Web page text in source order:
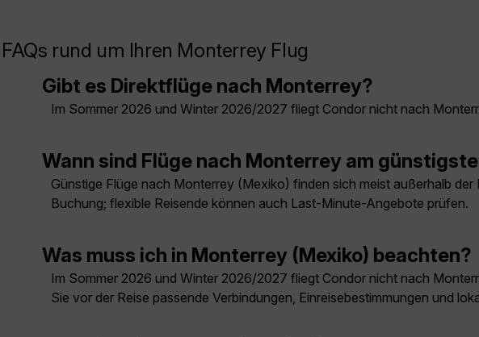
FAQs rund um Ihren Monterrey Flug
Gibt es Direktflüge nach Monterrey?
Im Sommer 2026 und Winter 2026/2027 fliegt Condor nicht nach
Wann sind Flüge nach Monterrey am
Günstige Flüge nach Monterrey (Mexiko) finden sich meist außerhalb
Buchung; flexible Reisende können auch Last-Minute-Angebote prüfen.
Was muss ich in Monterrey (Mexiko) beachten?
Im Sommer 2026 und Winter 2026/2027 fliegt Condor nicht nach
Sie vor der Reise passende Verbindungen, Einreisebestimmungen und